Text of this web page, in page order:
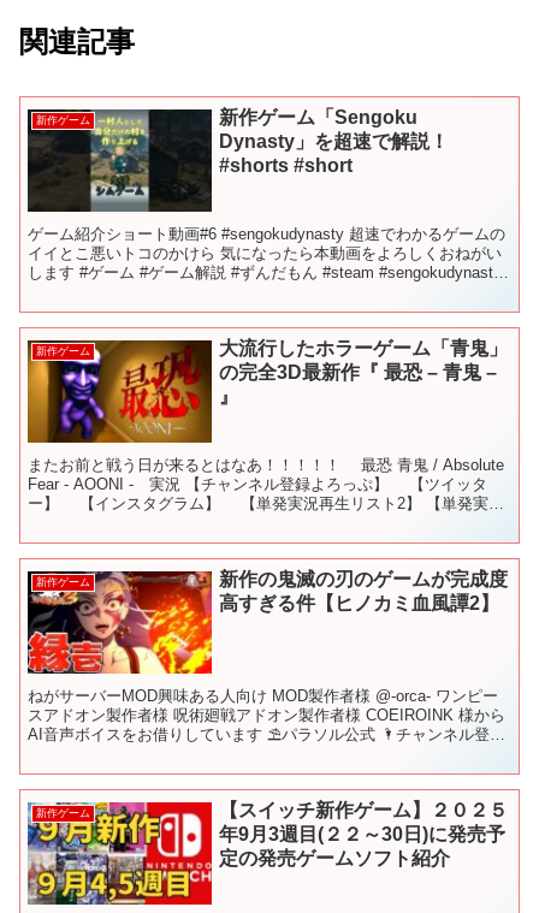
関連記事
新作ゲーム
新作ゲーム「Sengoku
Dynasty」を超速で解説！
#shorts #short
ゲーム紹介ショート動画#6 #sengokudynasty 超速でわかるゲームの
イイとこ悪いトコのかけら 気になったら本動画をよろしくおねがい
します #ゲーム #ゲーム解説 #ずんだもん #steam #sengokudynasty
新作ゲーム
大流行したホラーゲーム「青鬼」
の完全3D最新作『 最恐 – 青鬼 –
』
またお前と戦う日が来るとはなあ！！！！！ 最恐 青鬼 / Absolute
Fear - AOONI - 実況 【チャンネル登録よろっぷ】 【ツイッタ
ー】 【インスタグラム】 【単発実況再生リスト2】 【単発実況
新作ゲーム
新作の鬼滅の刃のゲームが完成度
高すぎる件【ヒノカミ血風譚2】
ねがサーバーMOD興味ある人向け MOD製作者様 ‪@-orca-‬ ワンピー
スアドオン製作者様 呪術廻戦アドオン製作者様 COEIROINK 様から
AI音声ボイスをお借りしています ⛱パラソル公式 🌂チャンネル登録
新作ゲーム
【スイッチ新作ゲーム】２０２５
年9月3週目(２２～30日)に発売予
定の発売ゲームソフト紹介